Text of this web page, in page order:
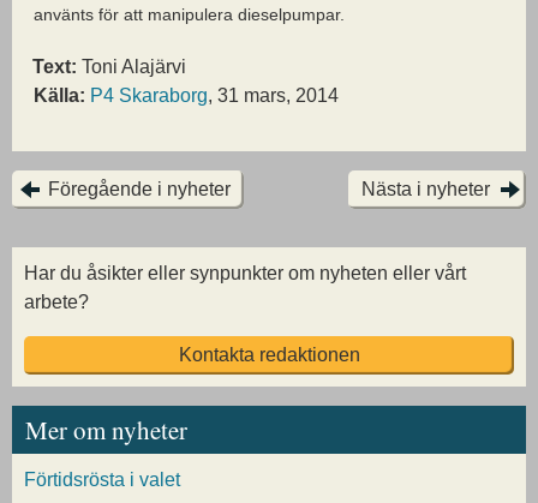
använts för att manipulera dieselpumpar.
Text: Toni Alajärvi
Källa: P4 Skaraborg, 31 mars, 2014
Föregående i nyheter Nästa i nyheter
Har du åsikter eller synpunkter om nyheten eller vårt
arbete?
Kontakta redaktionen
Mer om nyheter
Förtidsrösta i valet